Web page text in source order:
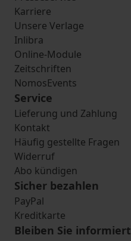
Karriere
Unsere Verlage
Inlibra
Online-Module
Zeitschriften
NomosEvents
Service
Lieferung und Zahlung
Kontakt
Häufig gestellte Fragen
Widerruf
Abo kündigen
Sicher bezahlen
PayPal
Kreditkarte
Bleiben Sie informiert